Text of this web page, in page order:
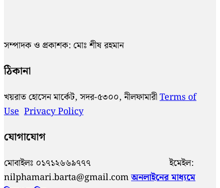
সম্পাদক ও প্রকাশক: মোঃ শীষ রহমান
ঠিকানা
খয়রাত হোসেন মার্কেট, সদর-৫৩০০, নীলফামারীTerms of
Use Privacy Policy
যোগাযোগ
মোবাইলঃ ০১৭১২৬৬৯৭৭৭ ইমেইল:
nilphamari.barta@gmail.comঅনলাইনের মাধ্যমে